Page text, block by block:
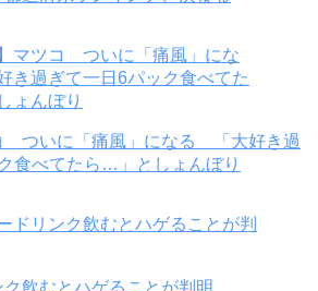
ついに「痛風」になる 「大好き過
食べてたら…」としょんぼり
飲むとハゲることが判明